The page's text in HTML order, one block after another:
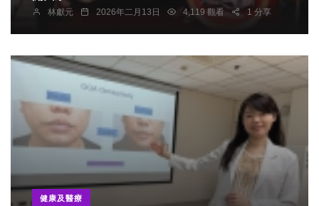
林獻元 2026年二月13日 4,119 觀看 1 分享
健康及醫療